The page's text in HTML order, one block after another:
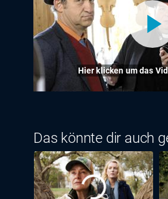
Hier klicken um das
Das könnte dir auch